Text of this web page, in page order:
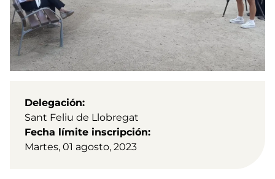
Delegación
Sant Feliu de Llobregat
Fecha límite inscripción
Martes, 01 agosto, 2023